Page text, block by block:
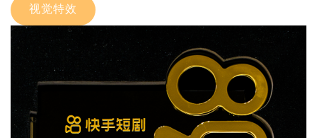
视觉特效